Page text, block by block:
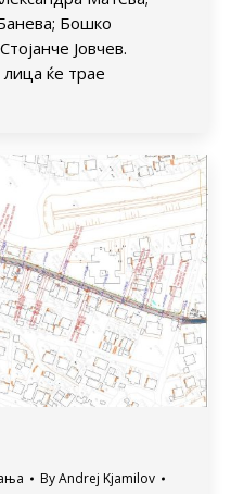
Бошко
Јовчев.
ќе трае
ByAndrej Kjamilov